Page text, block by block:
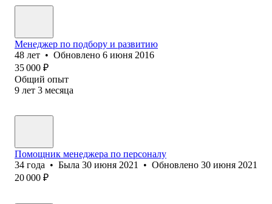
Менеджер по подбору и развитию
48 лет • Обновлено 6 июня 2016
35 000 ₽
Общий опыт
9 лет 3 месяца
Помощник менеджера по персоналу
34 года • Была 30 июня 2021 • Обновлено 30 июня 2021
20 000 ₽